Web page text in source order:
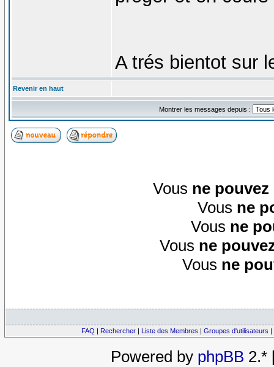
A trés bientot sur
Revenir en haut
Montrer les messages depuis :
Vous ne pouvez
Vous ne
Vous ne
Vous ne
Vous ne
FAQ | Rechercher | Liste des Membres | Groupes d'utilisateurs |
Powered by phpBB 2.*